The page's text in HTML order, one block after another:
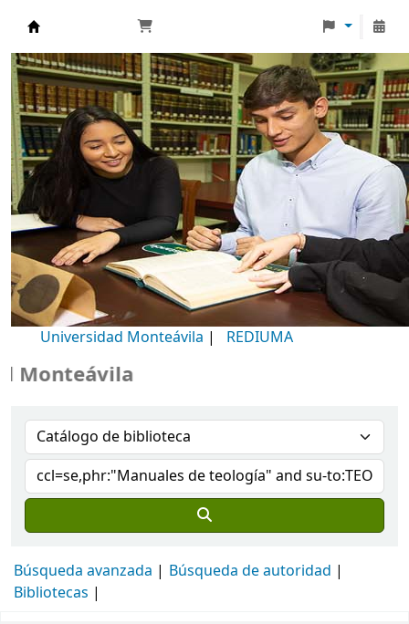
Biblioteca Universidad Monteávila
Universidad Monteávila | REDIUMA
Búsqueda avanzada
Búsqueda de autoridad
Bibliotecas